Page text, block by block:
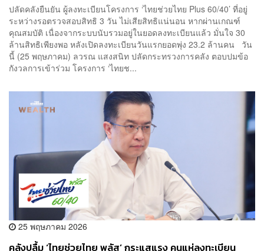
ปลัดคลังยืนยัน ผู้ลงทะเบียนโครงการ ‘ไทยช่วยไทย Plus 60/40’ ที่อยู่
ระหว่างรอตรวจสอบสิทธิ 3 วัน ไม่เสียสิทธิแน่นอน หากผ่านเกณฑ์
คุณสมบัติ เนื่องจากระบบนับรวมอยู่ในยอดลงทะเบียนแล้ว มั่นใจ 30
ล้านสิทธิเพียงพอ หลังเปิดลงทะเบียนวันแรกยอดพุ่ง 23.2 ล้านคน วัน
นี้ (25 พฤษภาคม) ลวรณ แสงสนิท ปลัดกระทรวงการคลัง ตอบปมข้อ
กังวลการเข้าร่วม โครงการ ‘ไทยช...
25 พฤษภาคม 2026
คลังปลื้ม ‘ไทยช่วยไทย พลัส’ กระแสแรง คนแห่ลงทะเบียน